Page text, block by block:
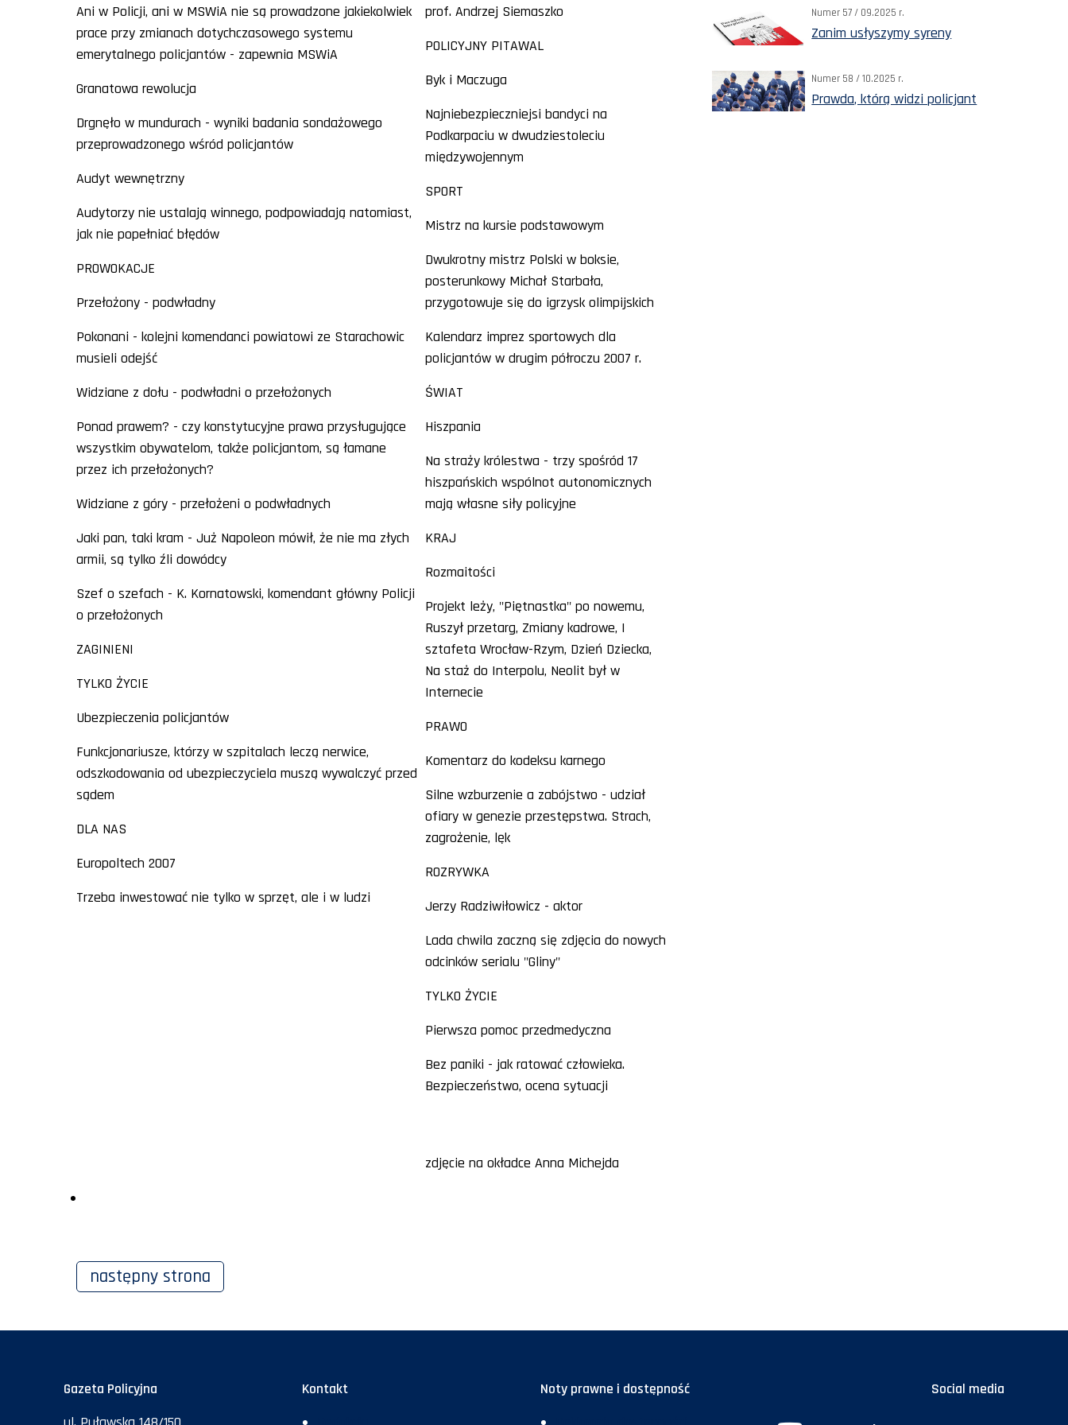
Ani w Policji, ani w MSWiA nie są prowadzone jakiekolwiek
prace przy zmianach dotychczasowego systemu
emerytalnego policjantów - zapewnia MSWiA
Granatowa rewolucja
Drgnęło w mundurach - wyniki badania sondażowego
przeprowadzonego wśród policjantów
Audyt wewnętrzny
Audytorzy nie ustalają winnego, podpowiadają natomiast,
jak nie popełniać błędów
PROWOKACJE
Przełożony - podwładny
Pokonani - kolejni komendanci powiatowi ze Starachowic
musieli odejść
Widziane z dołu - podwładni o przełożonych
Ponad prawem? - czy konstytucyjne prawa przysługujące
wszystkim obywatelom, także policjantom, są łamane
przez ich przełożonych?
Widziane z góry - przełożeni o podwładnych
Jaki pan, taki kram - Już Napoleon mówił, że nie ma złych
armii, są tylko źli dowódcy
Szef o szefach - K. Kornatowski, komendant główny Policji
o przełożonych
ZAGINIENI
TYLKO ŻYCIE
Ubezpieczenia policjantów
Funkcjonariusze, którzy w szpitalach leczą nerwice,
odszkodowania od ubezpieczyciela muszą wywalczyć przed
sądem
DLA NAS
Europoltech 2007
Trzeba inwestować nie tylko w sprzęt, ale i w ludzi
prof. Andrzej Siemaszko
POLICYJNY PITAWAL
Byk i Maczuga
Najniebezpieczniejsi bandyci na
Podkarpaciu w dwudziestoleciu
międzywojennym
SPORT
Mistrz na kursie podstawowym
Dwukrotny mistrz Polski w boksie,
posterunkowy Michał Starbała,
przygotowuje się do igrzysk olimpijskich
Kalendarz imprez sportowych dla
policjantów w drugim półroczu 2007 r.
ŚWIAT
Hiszpania
Na straży królestwa - trzy spośród 17
hiszpańskich wspólnot autonomicznych
mają własne siły policyjne
KRAJ
Rozmaitości
Projekt leży, "Piętnastka" po nowemu,
Ruszył przetarg, Zmiany kadrowe, I
sztafeta Wrocław-Rzym, Dzień Dziecka,
Na staż do Interpolu, Neolit był w
Internecie
PRAWO
Komentarz do kodeksu karnego
Silne wzburzenie a zabójstwo - udział
ofiary w genezie przestępstwa. Strach,
zagrożenie, lęk
ROZRYWKA
Jerzy Radziwiłowicz - aktor
Lada chwila zaczną się zdjęcia do nowych
odcinków serialu "Gliny"
TYLKO ŻYCIE
Pierwsza pomoc przedmedyczna
Bez paniki - jak ratować człowieka.
Bezpieczeństwo, ocena sytuacji
zdjęcie na okładce Anna Michejda
następny strona
Numer 57 / 09.2025 r.
Zanim usłyszymy syreny
Numer 58 / 10.2025 r.
Prawda, którą widzi policjant
Gazeta Policyjna Kontakt Noty prawne i dostępność Social media